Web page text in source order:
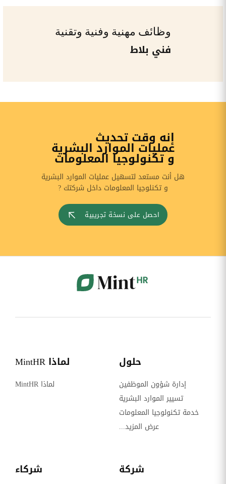
وظائف مهنية وفنية وتقنية
فني بلاط
إنه وقت تحديث
عمليات الموارد البشرية
و تكنولوجيا المعلومات
هل أنت مستعد لتسهيل عمليات الموارد البشرية
و تكنلوجيا المعلومات داخل شركتك ?
احصل على نسخة تجريبية
حلول
إدارة شؤون الموظفين
تسيير الموارد البشرية
خدمة تكنولوجيا المعلومات
عرض المزيد...
لماذا MintHR
لماذا MintHR
شركة شركاء